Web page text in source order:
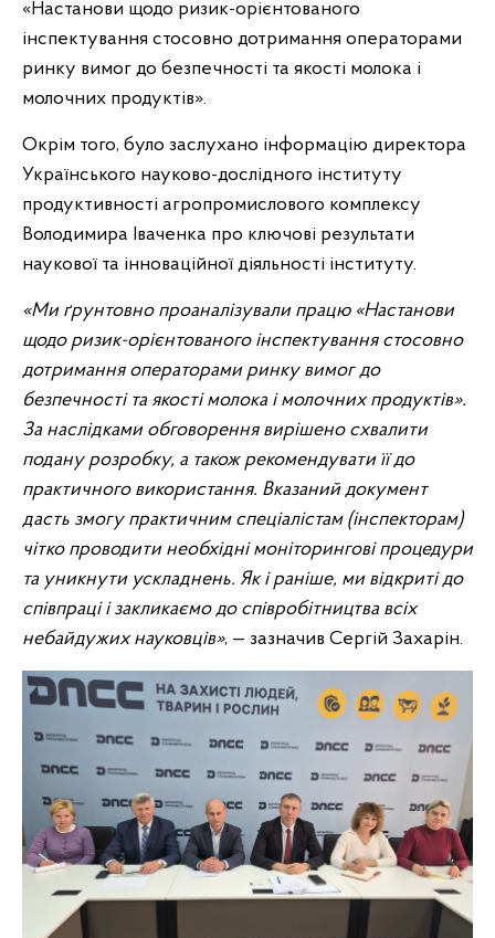
«Настанови щодо ризик-орієнтованого
інспектування стосовно дотримання операторами
ринку вимог до безпечності та якості молока і
молочних продуктів».
Окрім того, було заслухано інформацію директора
Українського науково-дослідного інституту
продуктивності агропромислового комплексу
Володимира Іваченка про ключові результати
наукової та інноваційної діяльності інституту.
«Ми ґрунтовно проаналізували працю «Настанови
щодо ризик-орієнтованого інспектування стосовно
дотримання операторами ринку вимог до
безпечності та якості молока і молочних продуктів».
За наслідками обговорення вирішено схвалити
подану розробку, а також рекомендувати її до
практичного використання. Вказаний документ
дасть змогу практичним спеціалістам (інспекторам)
чітко проводити необхідні моніторингові процедури
та уникнути ускладнень. Як і раніше, ми відкриті до
співпраці і закликаємо до співробітництва всіх
небайдужих науковців», — зазначив Сергій Захарін.